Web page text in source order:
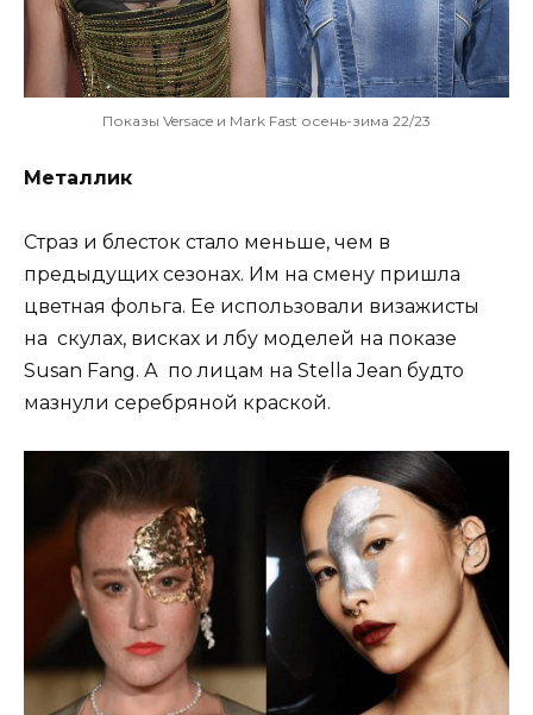
Показы Versace и Mark Fast осень-зима 22/23
Металлик
Страз и блесток стало меньше, чем в
предыдущих сезонах. Им на смену пришла
цветная фольга. Ее использовали визажисты
на скулах, висках и лбу моделей на показе
Susan Fang. А по лицам на Stella Jean будто
мазнули серебряной краской.